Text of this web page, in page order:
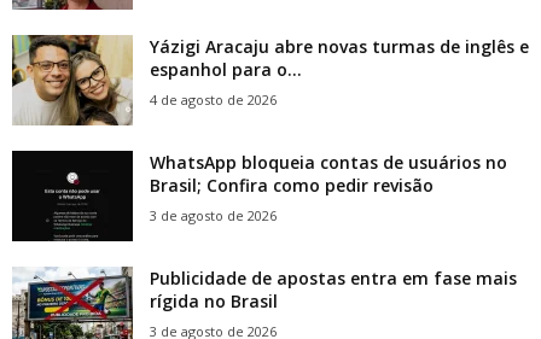
Yázigi Aracaju abre novas turmas de inglês e
espanhol para o...
4 de agosto de 2026
WhatsApp bloqueia contas de usuários no
Brasil; Confira como pedir revisão
3 de agosto de 2026
Publicidade de apostas entra em fase mais
rígida no Brasil
3 de agosto de 2026